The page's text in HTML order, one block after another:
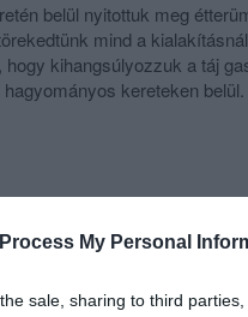
My Personal
sale, sharing to third
belül nyitottuk meg
mind a
kihangsúlyozzuk a táj
kereteken belül.